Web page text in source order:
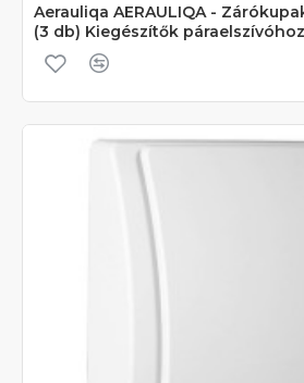
Aerauliqa AERAULIQA -
(3 db) Kiegészítők páraelszívóhoz